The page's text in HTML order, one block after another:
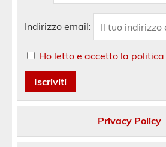
Indirizzo email:
Ho letto e accetto la
Privacy Policy